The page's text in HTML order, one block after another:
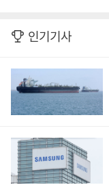
인기기사